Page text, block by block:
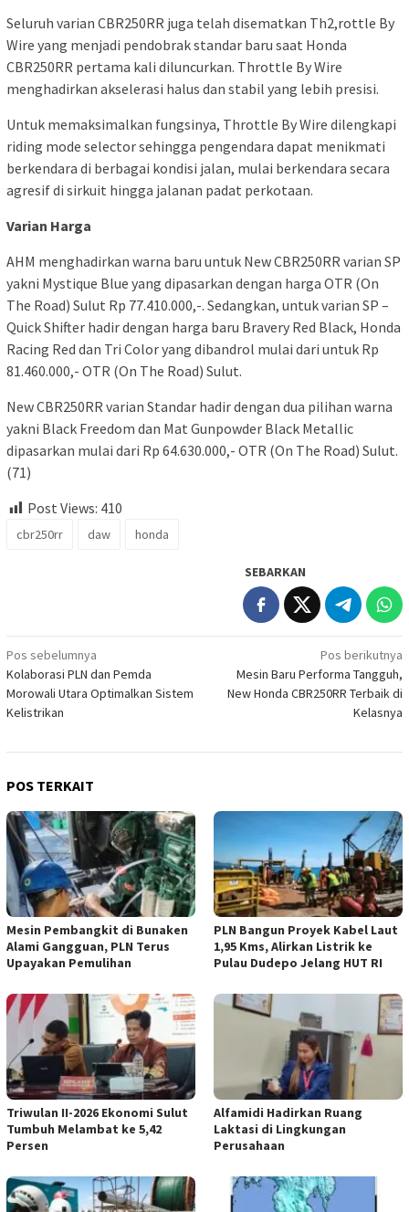
Seluruh varian CBR250RR juga telah disematkan Th2,rottle By
Wire yang menjadi pendobrak standar baru saat Honda
CBR250RR pertama kali diluncurkan. Throttle By Wire
menghadirkan akselerasi halus dan stabil yang lebih presisi.
Untuk memaksimalkan fungsinya, Throttle By Wire dilengkapi
riding mode selector sehingga pengendara dapat menikmati
berkendara di berbagai kondisi jalan, mulai berkendara secara
agresif di sirkuit hingga jalanan padat perkotaan.
Varian Harga
AHM menghadirkan warna baru untuk New CBR250RR varian SP
yakni Mystique Blue yang dipasarkan dengan harga OTR (On
The Road) Sulut Rp 77.410.000,-. Sedangkan, untuk varian SP –
Quick Shifter hadir dengan harga baru Bravery Red Black, Honda
Racing Red dan Tri Color yang dibandrol mulai dari untuk Rp
81.460.000,- OTR (On The Road) Sulut.
New CBR250RR varian Standar hadir dengan dua pilihan warna
yakni Black Freedom dan Mat Gunpowder Black Metallic
dipasarkan mulai dari Rp 64.630.000,- OTR (On The Road) Sulut.
(71)
Post Views: 410
cbr250rr daw honda
SEBARKAN
Navigasi
pos
Pos sebelumnya
Kolaborasi PLN dan Pemda
Morowali Utara Optimalkan Sistem
Kelistrikan
Pos berikutnya
Mesin Baru Performa Tangguh,
New Honda CBR250RR Terbaik di
Kelasnya
POS TERKAIT
Mesin Pembangkit di Bunaken
Alami Gangguan, PLN Terus
Upayakan Pemulihan
PLN Bangun Proyek Kabel Laut
1,95 Kms, Alirkan Listrik ke
Pulau Dudepo Jelang HUT RI
Triwulan II-2026 Ekonomi Sulut
Tumbuh Melambat ke 5,42
Persen
Alfamidi Hadirkan Ruang
Laktasi di Lingkungan
Perusahaan